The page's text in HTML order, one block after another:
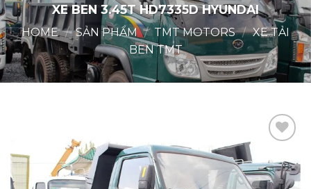
XE BEN 3.45T HD7335D HYUNDAI
HOME / SẢN PHẨM / TMT MOTORS / XE TẢI
BEN TMT
Thích